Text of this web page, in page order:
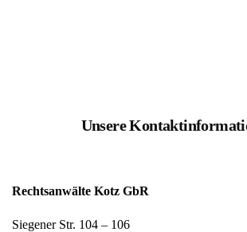
Unsere
Rechtsanwälte Kotz GbR
Siegener Str. 104 – 106